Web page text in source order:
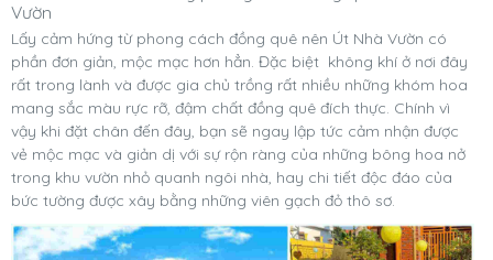
Vườn
Lấy cảm hứng từ phong cách đồng quê nên Út Nhà Vườn có
phần đơn giản, mộc mạc hơn hẳn. Đặc biệt không khí ở nơi đây
rất trong lành và được gia chủ trồng rất nhiều những khóm hoa
mang sắc màu rực rỡ, đậm chất đồng quê đích thực. Chính vì
vậy khi đặt chân đến đây, bạn sẽ ngay lập tức cảm nhận được
vẻ mộc mạc và giản dị với sự rộn ràng của những bông hoa nở
trong khu vườn nhỏ quanh ngôi nhà, hay chi tiết độc đáo của
bức tường được xây bằng những viên gạch đỏ thô sơ.